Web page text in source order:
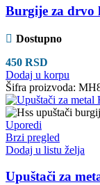
Burgije za drvo
Dostupno
450 RSD
Dodaj u korpu
Šifra proizvoda:
Uporedi
Brzi pregled
Dodaj u listu želja
Upuštači za